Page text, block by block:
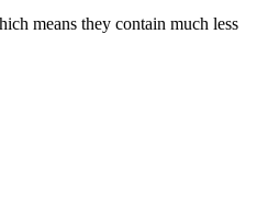
means they contain much less